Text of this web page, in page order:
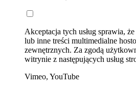
Akceptacja tych usług sprawia,
lub inne treści multimedialne
zewnętrznych. Za zgodą
witrynie z następujących usług
Vimeo, YouTube